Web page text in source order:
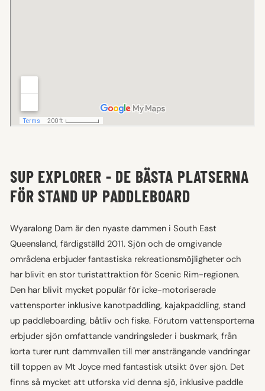
SUP EXPLORER - DE BÄSTA PLATSERNA
FÖR STAND UP PADDLEBOARD
Wyaralong Dam är den nyaste dammen i South East
Queensland, färdigställd 2011. Sjön och de omgivande
områdena erbjuder fantastiska rekreationsmöjligheter och
har blivit en stor turistattraktion för Scenic Rim-regionen.
Den har blivit mycket populär för icke-motoriserade
vattensporter inklusive kanotpaddling, kajakpaddling, stand
up paddleboarding, båtliv och fiske. Förutom vattensporterna
erbjuder sjön omfattande vandringsleder i buskmark, från
korta turer runt dammvallen till mer ansträngande vandringar
till toppen av Mt Joyce med fantastisk utsikt över sjön. Det
finns så mycket att utforska vid denna sjö, inklusive paddle